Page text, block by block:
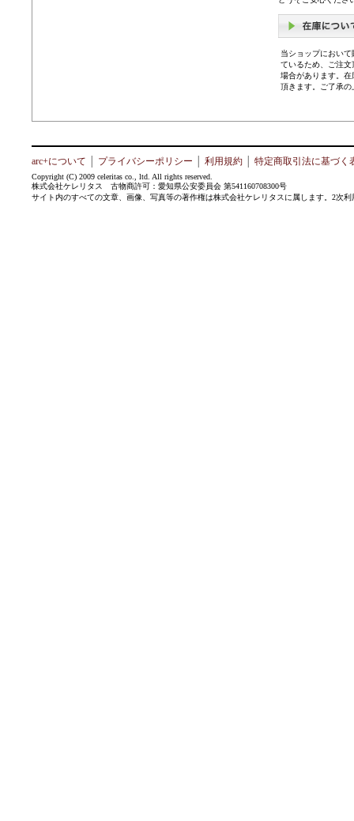
当ショップにおい
ているため、ご注
場合があります。
頂きます。ご了承
arc+について プライバシーポリシー 利用規約 特定商取引法に基づく
Copyright (C) 2009 celeritas co., ltd. All rights reserved.
株式会社ケレリタス 古物商許可：愛知県公安委員会 第541160708300号
サイト内のすべての文章、画像、写真等の著作権は株式会社ケレリタスに属します。2次